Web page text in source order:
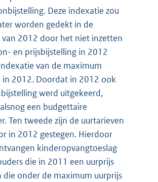
Deze indexatie zou
worden gedekt in de
2012 door het niet inzetten
en prijsbijstelling in 2012
van de maximum
in 2012. Doordat in 2012 ook
werd uitgekeerd,
een budgettaire
Ten tweede zijn de uurtarieven
in 2012 gestegen. Hierdoor
kinderopvangtoeslag
die in 2011 een uurprijs
die onder de maximum uurprijs